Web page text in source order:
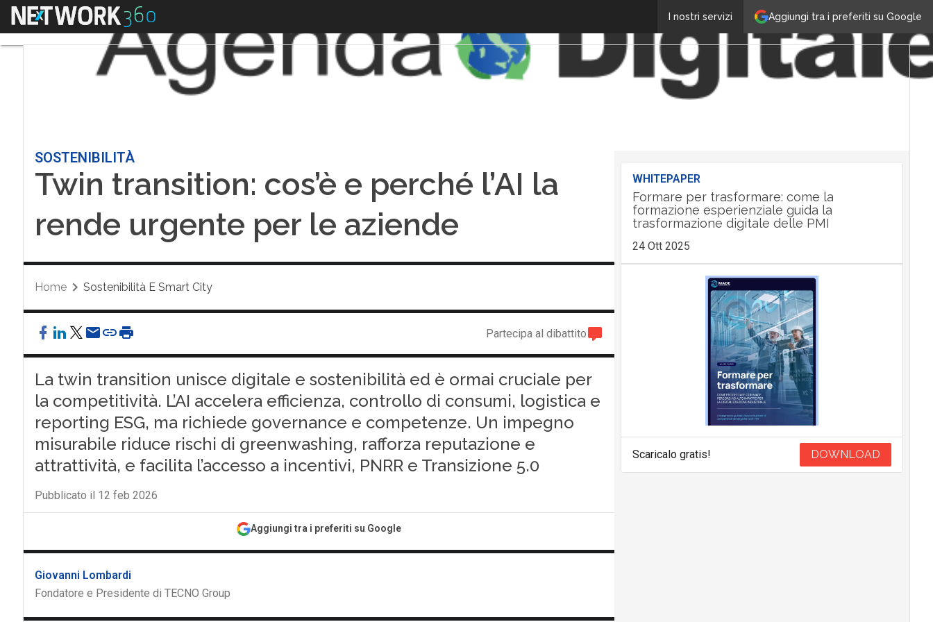
Aggiungi tra i preferiti su Google
I nostri servizi
Menu
SOSTENIBILITÀ
Twin transition: cos’è e perché l’AI la
rende urgente per le aziende
Home Sostenibilità E Smart City
Partecipa al dibattito
La twin transition unisce digitale e sostenibilità ed è ormai cruciale per
la competitività. L’AI accelera efficienza, controllo di consumi, logistica e
reporting ESG, ma richiede governance e competenze. Un impegno
misurabile riduce rischi di greenwashing, rafforza reputazione e
attrattività, e facilita l’accesso a incentivi, PNRR e Transizione 5.0
Pubblicato il 12 feb 2026
Aggiungi tra i preferiti su Google
Giovanni Lombardi
Fondatore e Presidente di TECNO Group
WHITEPAPER
Formare per trasformare: come la
formazione esperienziale guida la
trasformazione digitale delle PMI
24 Ott 2025
Scaricalo gratis! DOWNLOAD